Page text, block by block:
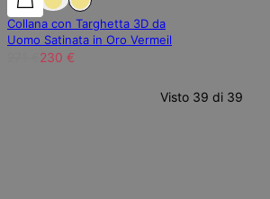
Collana con Targhetta 3D da
Uomo Satinata in Oro Vermeil
230 €
Visto 39 di 39